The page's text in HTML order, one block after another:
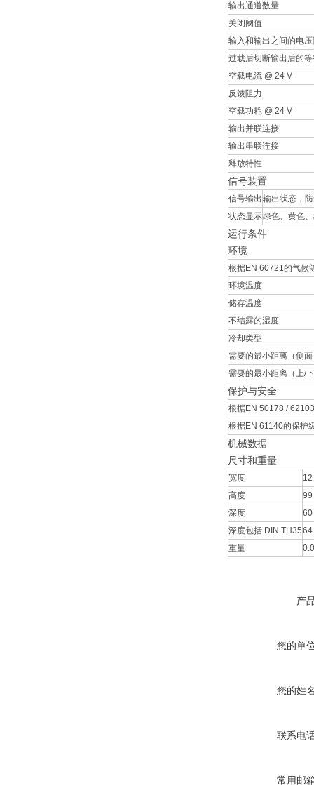
输出通道数量
关闭阈值
输入和输出之间的电
过载后切断输出后的
空载电流 @ 24 V
反馈阻力
空载功耗 @ 24 V
输出并联连接
输出串联连接
释放特性
信号装置
信号输出 输出状态，
状态显示绿色、黄色
运行条件
环境
根据EN 60721的气候
环境温度
储存温度
不结露的湿度
冷却类型
需要的最小距离（侧
需要的最小距离（上/
保护与安全
根据EN 50178 /
根据EN 61140的保护
机械数据
尺寸和重量
宽度
高度
99
深度
60
深度包括 DIN TH35
重量
产
您的单
您的姓
联系电
常用邮